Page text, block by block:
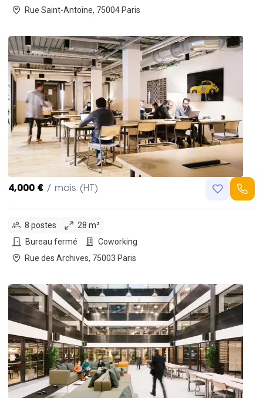
Rue Saint-Antoine, 75004 Paris
4,000 € / mois (HT)
8 postes
28 m²
Bureau fermé
Coworking
Rue des Archives, 75003 Paris